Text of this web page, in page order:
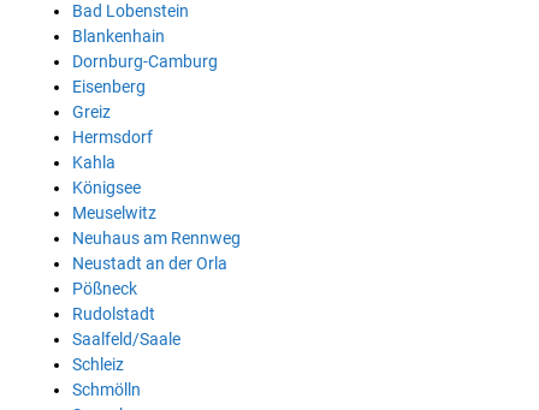
Bad Lobenstein
Blankenhain
Dornburg-Camburg
Eisenberg
Greiz
Hermsdorf
Kahla
Königsee
Meuselwitz
Neuhaus am Rennweg
Neustadt an der Orla
Pößneck
Rudolstadt
Saalfeld/Saale
Schleiz
Schmölln